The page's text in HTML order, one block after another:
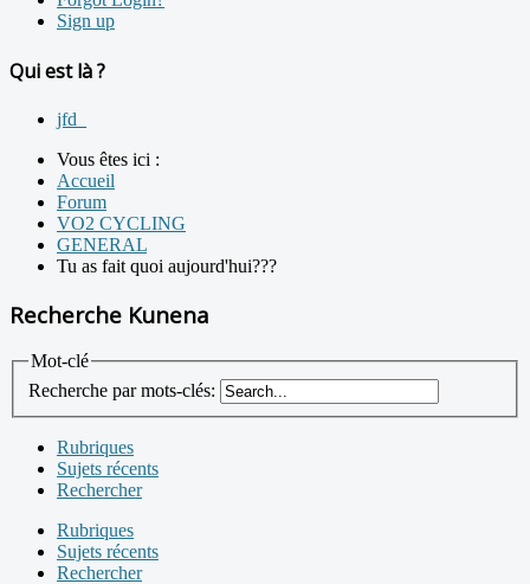
Sign up
Qui est là ?
jfd_
Vous êtes ici :
Accueil
Forum
VO2 CYCLING
GENERAL
Tu as fait quoi aujourd'hui???
Recherche Kunena
Mot-clé
Recherche par mots-clés:
Rubriques
Sujets récents
Rechercher
Rubriques
Sujets récents
Rechercher